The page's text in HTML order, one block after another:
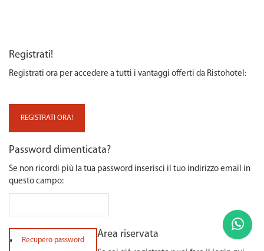
Registrati!
Registrati ora per accedere a tutti i vantaggi offerti da Ristohotel:
REGISTRATI ORA!
Password dimenticata?
Se non ricordi più la tua password inserisci il tuo indirizzo email in
questo campo:
Recupero password
Area riservata